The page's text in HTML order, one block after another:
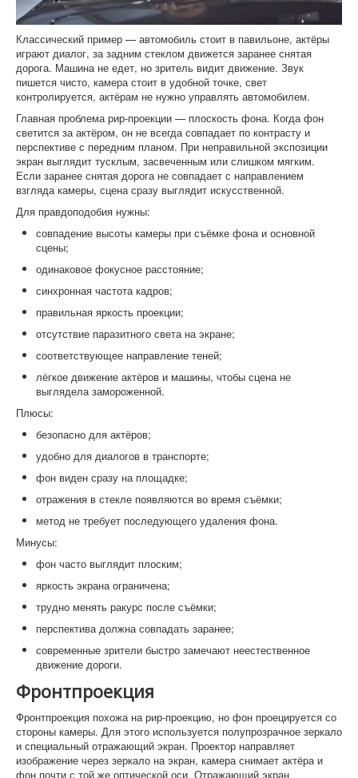
Классический пример — автомобиль стоит в павильоне, актёры
играют диалог, за задним стеклом движется заранее снятая
дорога. Машина не едет, но зритель видит движение. Звук
пишется чисто, камера стоит в удобной точке, свет
контролируется, актёрам не нужно управлять автомобилем.
Главная проблема рир-проекции — плоскость фона. Когда фон
светится за актёром, он не всегда совпадает по контрасту и
перспективе с передним планом. При неправильной экспозиции
экран выглядит тусклым, засвеченным или слишком мягким.
Если заранее снятая дорога не совпадает с направлением
взгляда камеры, сцена сразу выглядит искусственной.
Для правдоподобия нужны:
совпадение высоты камеры при съёмке фона и основной
сцены;
одинаковое фокусное расстояние;
синхронная частота кадров;
правильная яркость проекции;
отсутствие паразитного света на экране;
соответствующее направление теней;
лёгкое движение актёров и машины, чтобы сцена не
выглядела замороженной.
Плюсы:
безопасно для актёров;
удобно для диалогов в транспорте;
фон виден сразу на площадке;
отражения в стекле появляются во время съёмки;
метод не требует последующего удаления фона.
Минусы:
фон часто выглядит плоским;
яркость экрана ограничена;
трудно менять ракурс после съёмки;
перспектива должна совпадать заранее;
современные зрители быстро замечают неестественное
движение дороги.
Фронтпроекция
Фронтпроекция похожа на рир-проекцию, но фон проецируется со
стороны камеры. Для этого используется полупрозрачное зеркало
и специальный отражающий экран. Проектор направляет
изображение через зеркало на экран, камера снимает актёра и
фон почти с той же оптической оси. Отражающий экран